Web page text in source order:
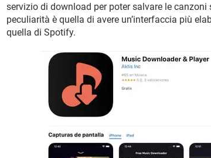
servizio di download per poter salvare le
peculiarità è quella di avere un’interfaccia più
quella di Spotify.